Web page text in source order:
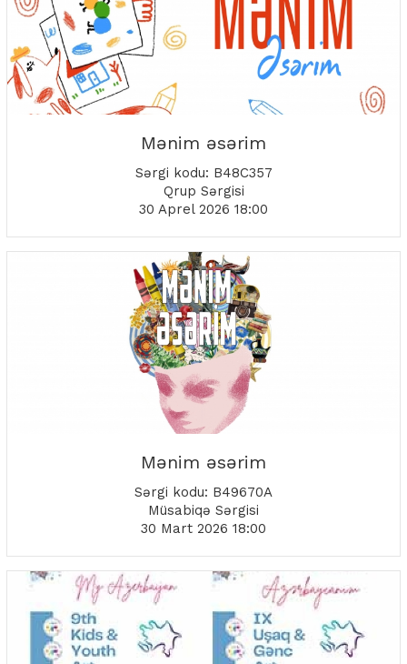
Mənim əsərim
Sərgi kodu: B48C357
Qrup Sərgisi
30 Aprel 2026 18:00
Mənim əsərim
Sərgi kodu: B49670A
Müsabiqə Sərgisi
30 Mart 2026 18:00